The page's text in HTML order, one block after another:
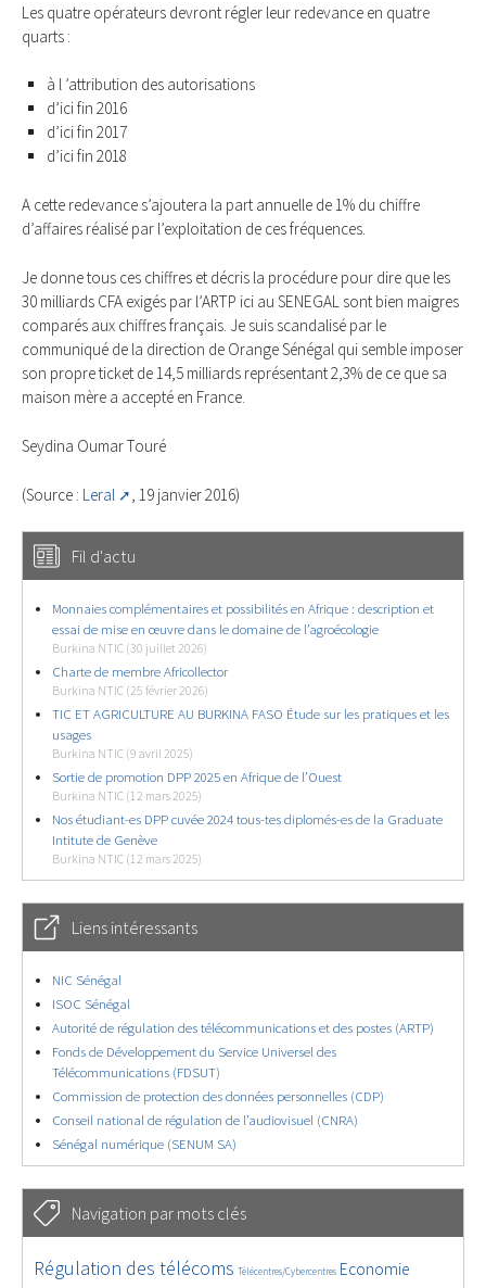
Les quatre opérateurs devront régler leur redevance en quatre
quarts :
à l ’attribution des autorisations
d’ici fin 2016
d’ici fin 2017
d’ici fin 2018
A cette redevance s’ajoutera la part annuelle de 1% du chiffre
d’affaires réalisé par l’exploitation de ces fréquences.
Je donne tous ces chiffres et décris la procédure pour dire que les
30 milliards CFA exigés par l’ARTP ici au SENEGAL sont bien maigres
comparés aux chiffres français. Je suis scandalisé par le
communiqué de la direction de Orange Sénégal qui semble imposer
son propre ticket de 14,5 milliards représentant 2,3% de ce que sa
maison mère a accepté en France.
Seydina Oumar Touré
(Source : Leral , 19 janvier 2016)
Fil d'actu
Monnaies complémentaires et possibilités en Afrique : description et
essai de mise en œuvre dans le domaine de l’agroécologie
Burkina NTIC (30 juillet 2026)
Charte de membre Africollector
Burkina NTIC (25 février 2026)
TIC ET AGRICULTURE AU BURKINA FASO Étude sur les pratiques et les
usages
Burkina NTIC (9 avril 2025)
Sortie de promotion DPP 2025 en Afrique de l’Ouest
Burkina NTIC (12 mars 2025)
Nos étudiant-es DPP cuvée 2024 tous-tes diplomés-es de la Graduate
Intitute de Genève
Burkina NTIC (12 mars 2025)
Liens intéressants
NIC Sénégal
ISOC Sénégal
Autorité de régulation des télécommunications et des postes (ARTP)
Fonds de Développement du Service Universel des
Télécommunications (FDSUT)
Commission de protection des données personnelles (CDP)
Conseil national de régulation de l’audiovisuel (CNRA)
Sénégal numérique (SENUM SA)
Navigation par mots clés
4655/5802
Régulation des télécoms
402/5802 Télécentres/Cybercentres
3706/5802
Economie